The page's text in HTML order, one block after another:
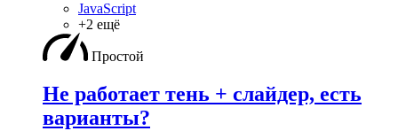
JavaScript
+2 ещё
Простой
Не работает тень + слайдер, есть
варианты?